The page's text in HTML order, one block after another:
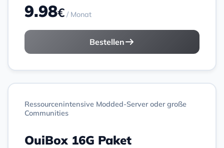
9.98€ / Monat
Bestellen
Ressourcenintensive Modded-Server oder große
Communities
OuiBox 16G Paket